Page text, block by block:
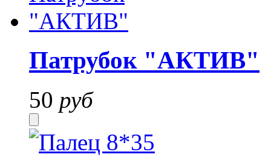
Патрубок "АКТИВ"
50 руб